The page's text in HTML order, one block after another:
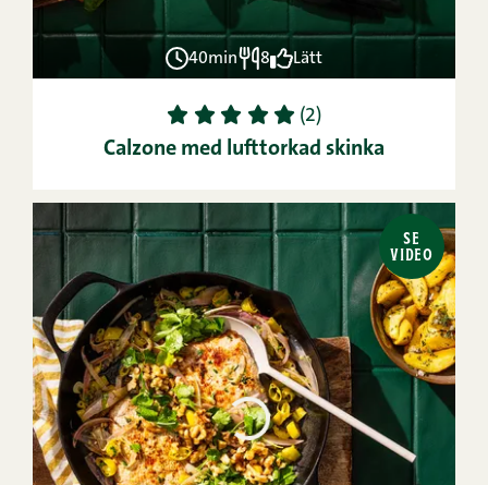
40min 8 Lätt
1 2 3 4 5 (2)
Calzone med lufttorkad skinka
SE
VIDEO